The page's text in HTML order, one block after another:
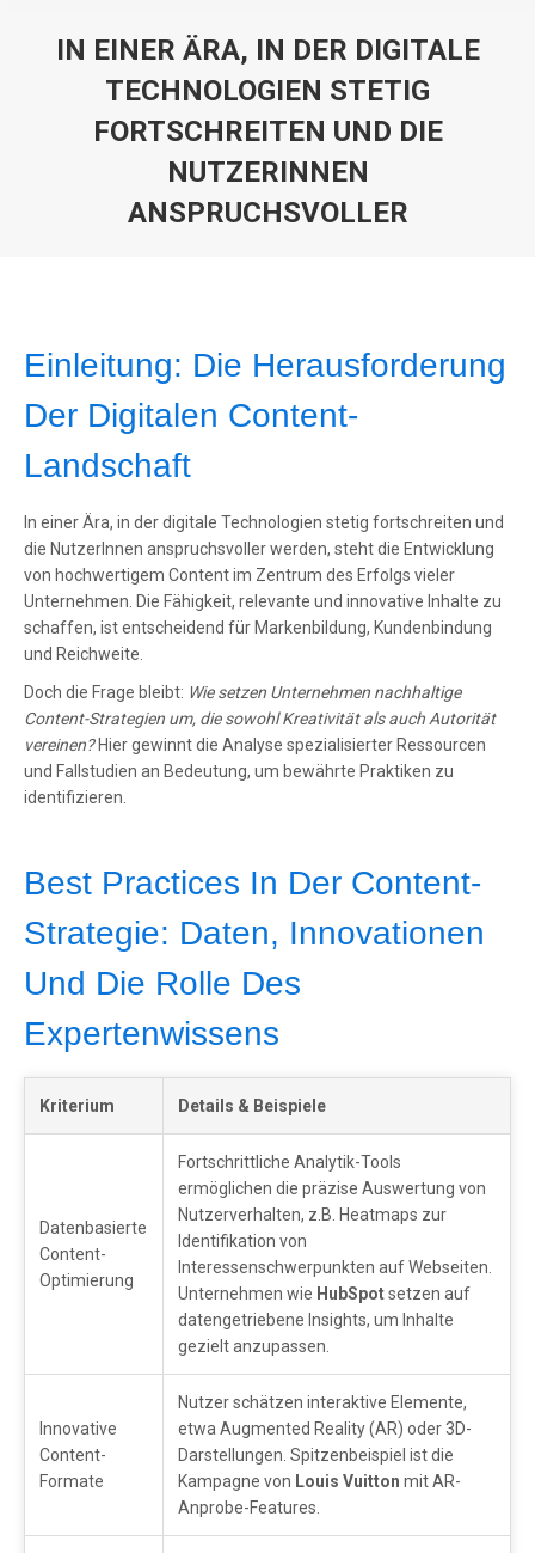
IN EINER ÄRA, IN DER DIGITALE
TECHNOLOGIEN STETIG
FORTSCHREITEN UND DIE
NUTZERINNEN
ANSPRUCHSVOLLER
Einleitung: Die Herausforderung
Der Digitalen Content-
Landschaft
In einer Ära, in der digitale Technologien stetig fortschreiten und
die NutzerInnen anspruchsvoller werden, steht die Entwicklung
von hochwertigem Content im Zentrum des Erfolgs vieler
Unternehmen. Die Fähigkeit, relevante und innovative Inhalte zu
schaffen, ist entscheidend für Markenbildung, Kundenbindung
und Reichweite.
Doch die Frage bleibt: Wie setzen Unternehmen nachhaltige
Content-Strategien um, die sowohl Kreativität als auch Autorität
vereinen?Hier gewinnt die Analyse spezialisierter Ressourcen
und Fallstudien an Bedeutung, um bewährte Praktiken zu
identifizieren.
Best Practices In Der Content-
Strategie: Daten, Innovationen
Und Die Rolle Des
Expertenwissens
Kriterium Details & Beispiele
Datenbasierte
Content-
Optimierung
Fortschrittliche Analytik-Tools
ermöglichen die präzise Auswertung von
Nutzerverhalten, z.B. Heatmaps zur
Identifikation von
Interessenschwerpunkten auf Webseiten.
Unternehmen wie HubSpotsetzen auf
datengetriebene Insights, um Inhalte
gezielt anzupassen.
Innovative
Content-
Formate
Nutzer schätzen interaktive Elemente,
etwa Augmented Reality (AR) oder 3D-
Darstellungen. Spitzenbeispiel ist die
Kampagne von Louis Vuitton mit AR-
Anprobe-Features.